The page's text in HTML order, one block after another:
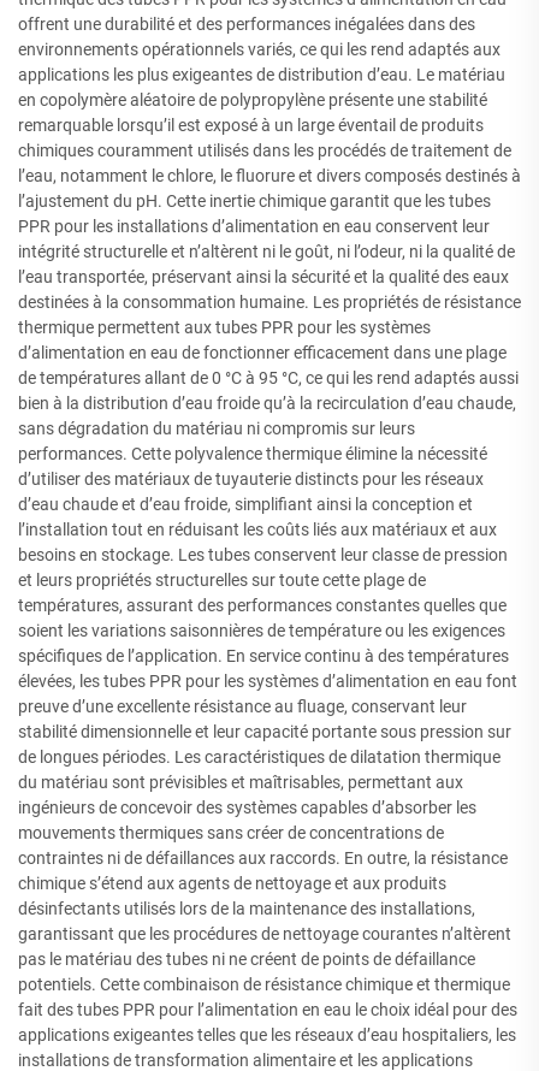
offrent une durabilité et des performances inégalées dans des
environnements opérationnels variés, ce qui les rend adaptés aux
applications les plus exigeantes de distribution d’eau. Le matériau
en copolymère aléatoire de polypropylène présente une stabilité
remarquable lorsqu’il est exposé à un large éventail de produits
chimiques couramment utilisés dans les procédés de traitement de
l’eau, notamment le chlore, le fluorure et divers composés destinés à
l’ajustement du pH. Cette inertie chimique garantit que les tubes
PPR pour les installations d’alimentation en eau conservent leur
intégrité structurelle et n’altèrent ni le goût, ni l’odeur, ni la qualité de
l’eau transportée, préservant ainsi la sécurité et la qualité des eaux
destinées à la consommation humaine. Les propriétés de résistance
thermique permettent aux tubes PPR pour les systèmes
d’alimentation en eau de fonctionner efficacement dans une plage
de températures allant de 0 °C à 95 °C, ce qui les rend adaptés aussi
bien à la distribution d’eau froide qu’à la recirculation d’eau chaude,
sans dégradation du matériau ni compromis sur leurs
performances. Cette polyvalence thermique élimine la nécessité
d’utiliser des matériaux de tuyauterie distincts pour les réseaux
d’eau chaude et d’eau froide, simplifiant ainsi la conception et
l’installation tout en réduisant les coûts liés aux matériaux et aux
besoins en stockage. Les tubes conservent leur classe de pression
et leurs propriétés structurelles sur toute cette plage de
températures, assurant des performances constantes quelles que
soient les variations saisonnières de température ou les exigences
spécifiques de l’application. En service continu à des températures
élevées, les tubes PPR pour les systèmes d’alimentation en eau font
preuve d’une excellente résistance au fluage, conservant leur
stabilité dimensionnelle et leur capacité portante sous pression sur
de longues périodes. Les caractéristiques de dilatation thermique
du matériau sont prévisibles et maîtrisables, permettant aux
ingénieurs de concevoir des systèmes capables d’absorber les
mouvements thermiques sans créer de concentrations de
contraintes ni de défaillances aux raccords. En outre, la résistance
chimique s’étend aux agents de nettoyage et aux produits
désinfectants utilisés lors de la maintenance des installations,
garantissant que les procédures de nettoyage courantes n’altèrent
pas le matériau des tubes ni ne créent de points de défaillance
potentiels. Cette combinaison de résistance chimique et thermique
fait des tubes PPR pour l’alimentation en eau le choix idéal pour des
applications exigeantes telles que les réseaux d’eau hospitaliers, les
installations de transformation alimentaire et les applications